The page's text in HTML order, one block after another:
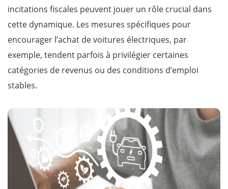
incitations fiscales peuvent jouer un rôle crucial dans
cette dynamique. Les mesures spécifiques pour
encourager l’achat de voitures électriques, par
exemple, tendent parfois à privilégier certaines
catégories de revenus ou des conditions d’emploi
stables.